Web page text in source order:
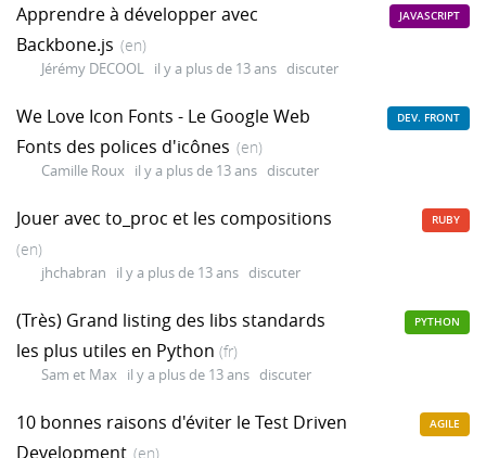
Apprendre à développer avec
Backbone.js (en)
Jérémy DECOOL il y a plus de 13 ans discuter
JAVASCRIPT
We Love Icon Fonts - Le Google Web
Fonts des polices d'icônes (en)
Camille Roux il y a plus de 13 ans discuter
DEV. FRONT
Jouer avec to_proc et les compositions
(en)
jhchabran il y a plus de 13 ans discuter
RUBY
(Très) Grand listing des libs standards
les plus utiles en Python (fr)
Sam et Max il y a plus de 13 ans discuter
PYTHON
10 bonnes raisons d'éviter le Test Driven
Development (en)
AGILE